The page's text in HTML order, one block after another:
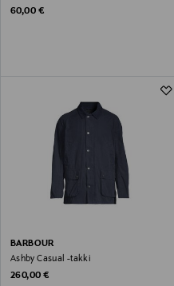
Original Price
60,00 €
BARBOUR
Ashby Casual -takki
Original Price
260,00 €